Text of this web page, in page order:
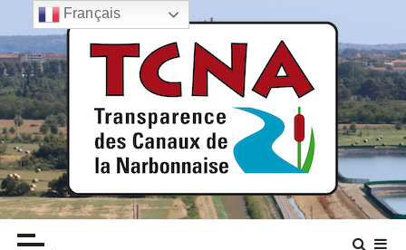
a
s
s
e
r
a
u
c
o TCNA NARBONNE
Transparence des canaux de la narbonnaise
Français